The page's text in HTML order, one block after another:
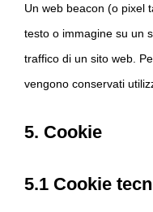
Un web beacon (o pixel
testo o immagine su un
traffico di un sito web.
vengono conservati
5. Cookie
5.1 Cookie